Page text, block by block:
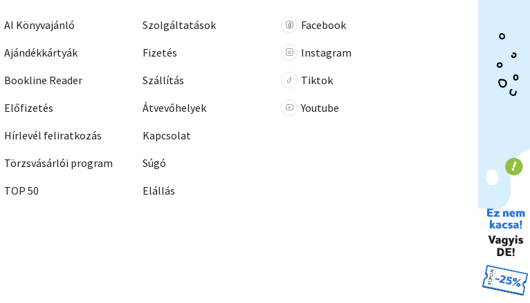
AI Könyvajánló
Ajándékkártyák
Bookline Reader
Előfizetés
Hírlevél feliratkozás
Törzsvásárlói program
TOP 50
Szolgáltatások
Fizetés
Szállítás
Átvevőhelyek
Kapcsolat
Súgó
Elállás
Facebook
Instagram
Tiktok
Youtube